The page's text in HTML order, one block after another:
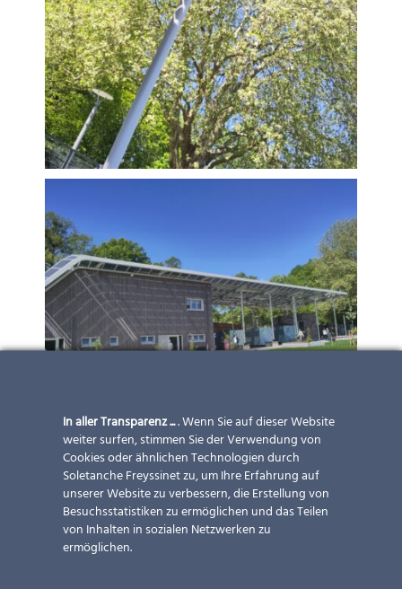
In aller Transparenz .... Wenn Sie auf dieser Website
weiter surfen, stimmen Sie der Verwendung von
Cookies oder ähnlichen Technologien durch
Soletanche Freyssinet zu, um Ihre Erfahrung auf
unserer Website zu verbessern, die Erstellung von
Besuchsstatistiken zu ermöglichen und das Teilen
von Inhalten in sozialen Netzwerken zu
ermöglichen.